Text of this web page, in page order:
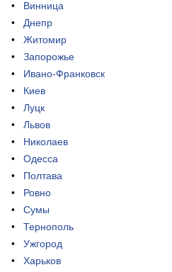
Винница
Днепр
Житомир
Запорожье
Ивано-Франковск
Киев
Луцк
Львов
Николаев
Одесса
Полтава
Ровно
Сумы
Тернополь
Ужгород
Харьков